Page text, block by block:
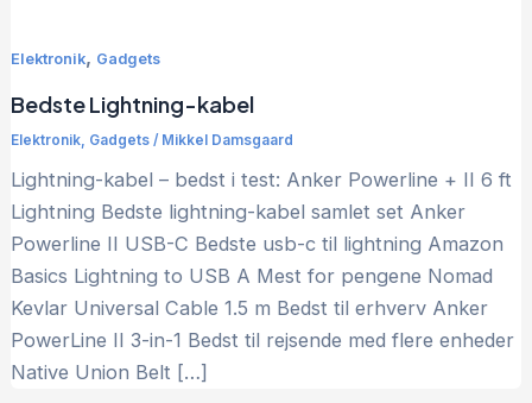
Elektronik, Gadgets
Bedste Lightning-kabel
Elektronik, Gadgets/ Mikkel Damsgaard
Lightning-kabel – bedst i test: Anker Powerline + II 6 ft
Lightning Bedste lightning-kabel samlet set Anker
Powerline II USB-C Bedste usb-c til lightning Amazon
Basics Lightning to USB A Mest for pengene Nomad
Kevlar Universal Cable 1.5 m Bedst til erhverv Anker
PowerLine II 3-in-1 Bedst til rejsende med flere enheder
Native Union Belt […]